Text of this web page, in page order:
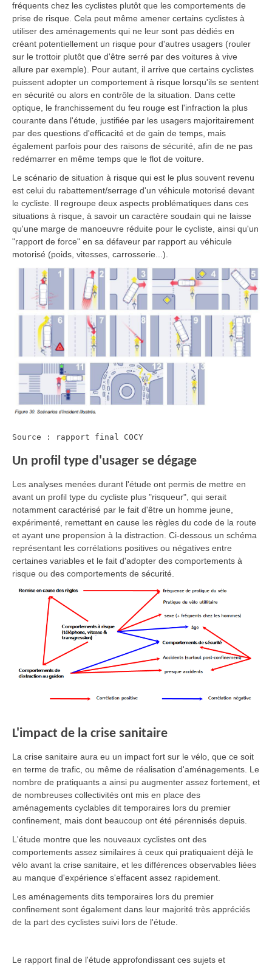
fréquents chez les cyclistes plutôt que les comportements de
prise de risque. Cela peut même amener certains cyclistes à
utiliser des aménagements qui ne leur sont pas dédiés en
créant potentiellement un risque pour d'autres usagers (rouler
sur le trottoir plutôt que d'être serré par des voitures à vive
allure par exemple). Pour autant, il arrive que certains cyclistes
puissent adopter un comportement à risque lorsqu'ils se sentent
en sécurité ou alors en contrôle de la situation. Dans cette
optique, le franchissement du feu rouge est l'infraction la plus
courante dans l'étude, justifiée par les usagers majoritairement
par des questions d'efficacité et de gain de temps, mais
également parfois pour des raisons de sécurité, afin de ne pas
redémarrer en même temps que le flot de voiture.
Le scénario de situation à risque qui est le plus souvent revenu
est celui du rabattement/serrage d'un véhicule motorisé devant
le cycliste. Il regroupe deux aspects problématiques dans ces
situations à risque, à savoir un caractère soudain qui ne laisse
qu'une marge de manoeuvre réduite pour le cycliste, ainsi qu'un
"rapport de force" en sa défaveur par rapport au véhicule
motorisé (poids, vitesses, carrosserie...).
Source : rapport final COCY
Un profil type d'usager se dégage
Les analyses menées durant l'étude ont permis de mettre en
avant un profil type du cycliste plus "risqueur", qui serait
notamment caractérisé par le fait d'être un homme jeune,
expérimenté, remettant en cause les règles du code de la route
et ayant une propension à la distraction. Ci-dessous un schéma
représentant les corrélations positives ou négatives entre
certaines variables et le fait d'adopter des comportements à
risque ou des comportements de sécurité.
L'impact de la crise sanitaire
La crise sanitaire aura eu un impact fort sur le vélo, que ce soit
en terme de trafic, ou même de réalisation d'aménagements. Le
nombre de pratiquants a ainsi pu augmenter assez fortement, et
de nombreuses collectivités ont mis en place des
aménagements cyclables dit temporaires lors du premier
confinement, mais dont beaucoup ont été pérennisés depuis.
L'étude montre que les nouveaux cyclistes ont des
comportements assez similaires à ceux qui pratiquaient déjà le
vélo avant la crise sanitaire, et les différences observables liées
au manque d'expérience s'effacent assez rapidement.
Les aménagements dits temporaires lors du premier
confinement sont également dans leur majorité très appréciés
de la part des cyclistes suivi lors de l'étude.
Le rapport final de l'étude approfondissant ces sujets et